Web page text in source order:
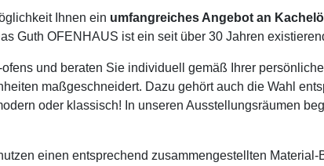
Ihnen ein umfangreiches Angebot an
Guth OFENHAUS ist ein seit über 30 Jahren
und beraten Sie individuell gemäß Ihrer
maßgeschneidert. Dazu gehört auch die Wahl
oder klassisch! In unseren Ausstellungsräumen
einen entsprechend zusammengestellten